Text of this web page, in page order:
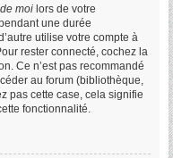
moi lors de votre
une durée
utilise votre compte à
rester connecté, cochez la
Ce n’est pas recommandé
au forum (bibliothèque,
pas cette case, cela signifie
fonctionnalité.